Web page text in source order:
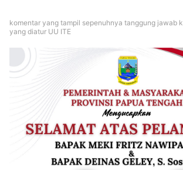
komentar yang tampil sepenuhnya tanggung jawab
yang diatur UU ITE